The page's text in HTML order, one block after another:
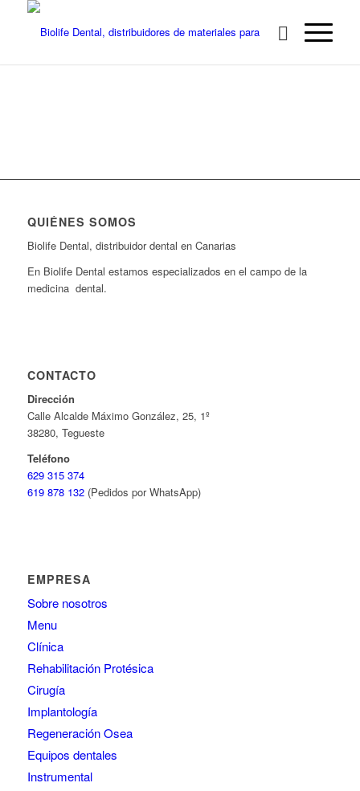
QUIÉNES SOMOS
Biolife Dental, distribuidor dental en Canarias
En Biolife Dental estamos especializados en el campo de la
medicina dental.
CONTACTO
Dirección
Calle Alcalde Máximo González, 25, 1º
38280, Tegueste
Teléfono
629 315 374
619 878 132(Pedidos por WhatsApp)
EMPRESA
Sobre nosotros
Menu
Clínica
Rehabilitación Protésica
Cirugía
Implantología
Regeneración Osea
Equipos dentales
Instrumental